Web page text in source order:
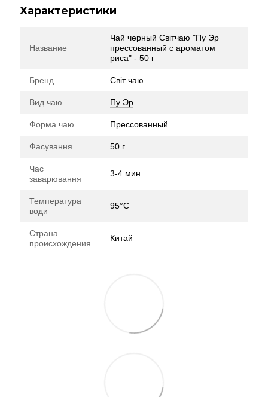
Характеристики
Название
Чай черный Світчаю "Пу Эр
прессованный с ароматом
риса" - 50 г
Бренд Світ чаю
Вид чаю Пу Эр
Форма чаю Прессованный
Фасування 50 г
Час
заварювання
3-4 мин
Температура
води
95°С
Страна
происхождения
Китай